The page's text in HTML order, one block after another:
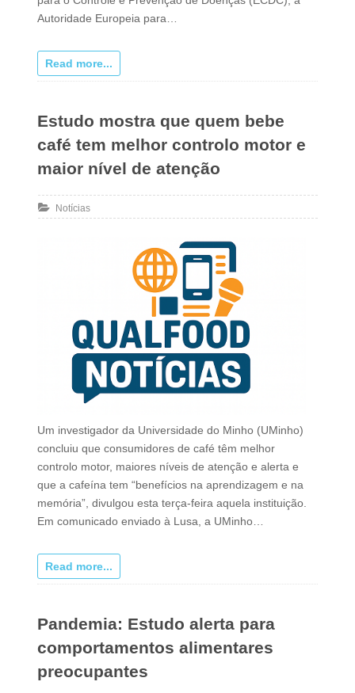
Autoridade Europeia para…
Read more...
Estudo mostra que quem bebe
café tem melhor controlo motor e
maior nível de atenção
Notícias
Um investigador da Universidade do Minho (UMinho)
concluiu que consumidores de café têm melhor
controlo motor, maiores níveis de atenção e alerta e
que a cafeína tem “benefícios na aprendizagem e na
memória”, divulgou esta terça-feira aquela instituição.
Em comunicado enviado à Lusa, a UMinho…
Read more...
Pandemia: Estudo alerta para
comportamentos alimentares
preocupantes